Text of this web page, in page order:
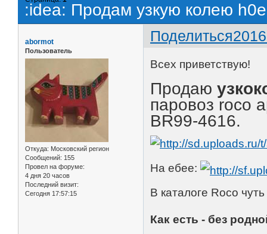
:idea: Продам узкую колею
Поделиться
abormot
Пользователь
Откуда: Московский регион
Сообщений: 155
Провел на форуме:
4 дня 20 часов
Последний визит:
Сегодня 17:57:15
Всех приветствую!
Продаю
паровоз roco
BR99-4616.
На ебее:
В каталоге Roco
Как есть - без